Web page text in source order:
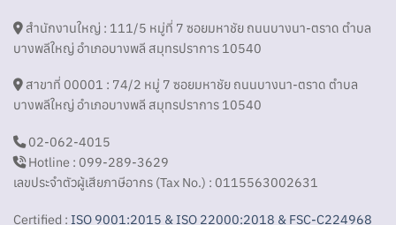
สำนักงานใหญ่ : 111/5 หมู่ที่ 7 ซอยมหาชัย ถนนบางนา-ตราด ตำบล
บางพลีใหญ่ อำเภอบางพลี สมุทรปราการ 10540
สาขาที่ 00001 : 74/2 หมู่ 7 ซอยมหาชัย ถนนบางนา-ตราด ตำบล
บางพลีใหญ่ อำเภอบางพลี สมุทรปราการ 10540
02-062-4015
Hotline : 099-289-3629
เลขประจำตัวผู้เสียภาษีอากร (Tax No.) : 0115563002631
Certified : ISO 9001:2015 & ISO 22000:2018 & FSC-C224968